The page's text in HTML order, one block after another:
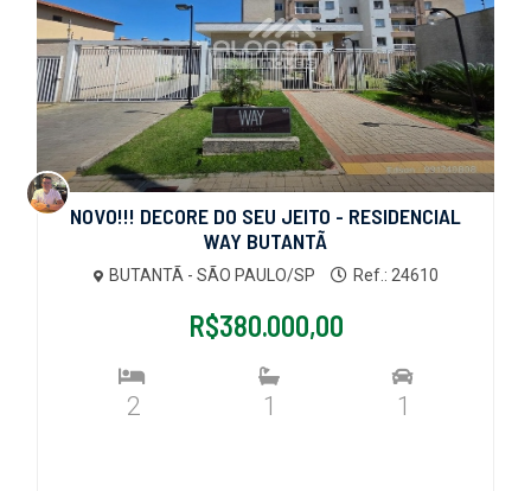
NOVO!!! DECORE DO SEU JEITO - RESIDENCIAL
WAY BUTANTÃ
BUTANTÃ - SÃO PAULO/SP Ref.: 24610
R$380.000,00
2 1 1